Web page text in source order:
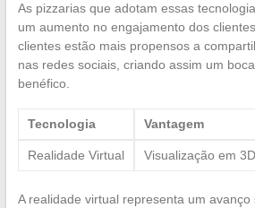
As pizzarias que adotam essas
um aumento no engajamento dos
clientes estão mais propensos a
nas redes sociais, criando assim um
benéfico.
Tecnologia Vantagem
Realidade Virtual Visualização em
A realidade virtual representa um